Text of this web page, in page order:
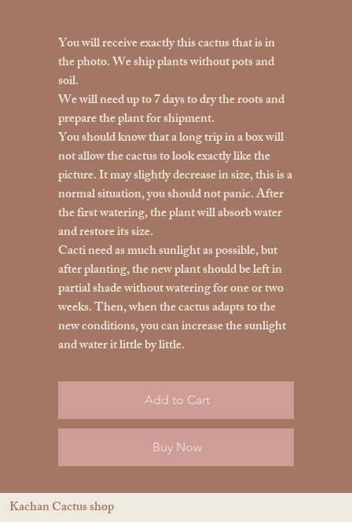
You will receive exactly this cactus that is in
the photo. We ship plants without pots and
soil.
We will need up to 7 days to dry the roots and
prepare the plant for shipment.
You should know that a long trip in a box will
not allow the cactus to look exactly like the
picture. It may slightly decrease in size, this is a
normal situation, you should not panic. After
the first watering, the plant will absorb water
and restore its size.
Cacti need as much sunlight as possible, but
after planting, the new plant should be left in
partial shade without watering for one or two
weeks. Then, when the cactus adapts to the
new conditions, you can increase the sunlight
and water it little by little.
Add to Cart
Buy Now
Kachan Cactus shop